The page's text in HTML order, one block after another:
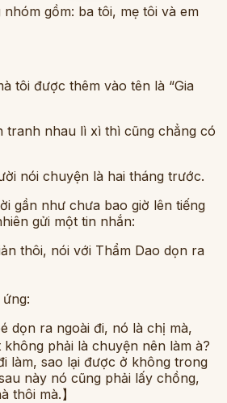
gồm: ba tôi, mẹ tôi và em
tôi được thêm vào tên là “Gia
tranh nhau lì xì thì cũng chẳng có
nói chuyện là hai tháng trước.
gần như chưa bao giờ lên tiếng
gửi một tin nhắn:
thôi, nói với Thẩm Dao dọn ra
dọn ra ngoài đi, nó là chị mà,
phải là chuyện nên làm à?
làm, sao lại được ở không trong
này nó cũng phải lấy chồng,
thôi mà.】